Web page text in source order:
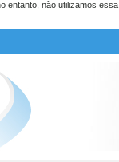
entanto, não utilizamos